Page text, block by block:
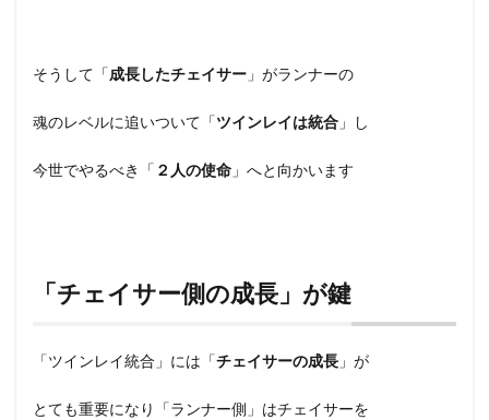
そうして「成長したチェイサー 」がランナーの
魂のレベルに追いついて「ツインレイは統合 」し
今世でやるべき「 ２人の使命 」へと向かいます
「チェイサー側の成長」が鍵
「ツインレイ統合」には「チェイサーの成長 」が
とても重要になり「ランナー側」はチェイサーを